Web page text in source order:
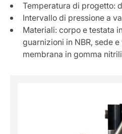
Temperatura di progetto:
Intervallo di pressione a
Materiali: corpo e testata
guarnizioni in NBR, sede
membrana in gomma